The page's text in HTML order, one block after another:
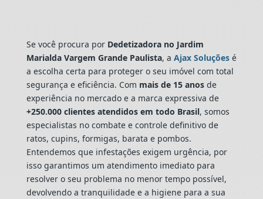
Se você procura por Dedetizadora no Jardim
Marialda Vargem Grande Paulista, a Ajax Soluçõesé
a escolha certa para proteger o seu imóvel com total
segurança e eficiência. Com mais de 15 anosde
experiência no mercado e a marca expressiva de
+250.000 clientes atendidos em todo Brasil, somos
especialistas no combate e controle definitivo de
ratos, cupins, formigas, barata e pombos.
Entendemos que infestações exigem urgência, por
isso garantimos um atendimento imediato para
resolver o seu problema no menor tempo possível,
devolvendo a tranquilidade e a higiene para a sua